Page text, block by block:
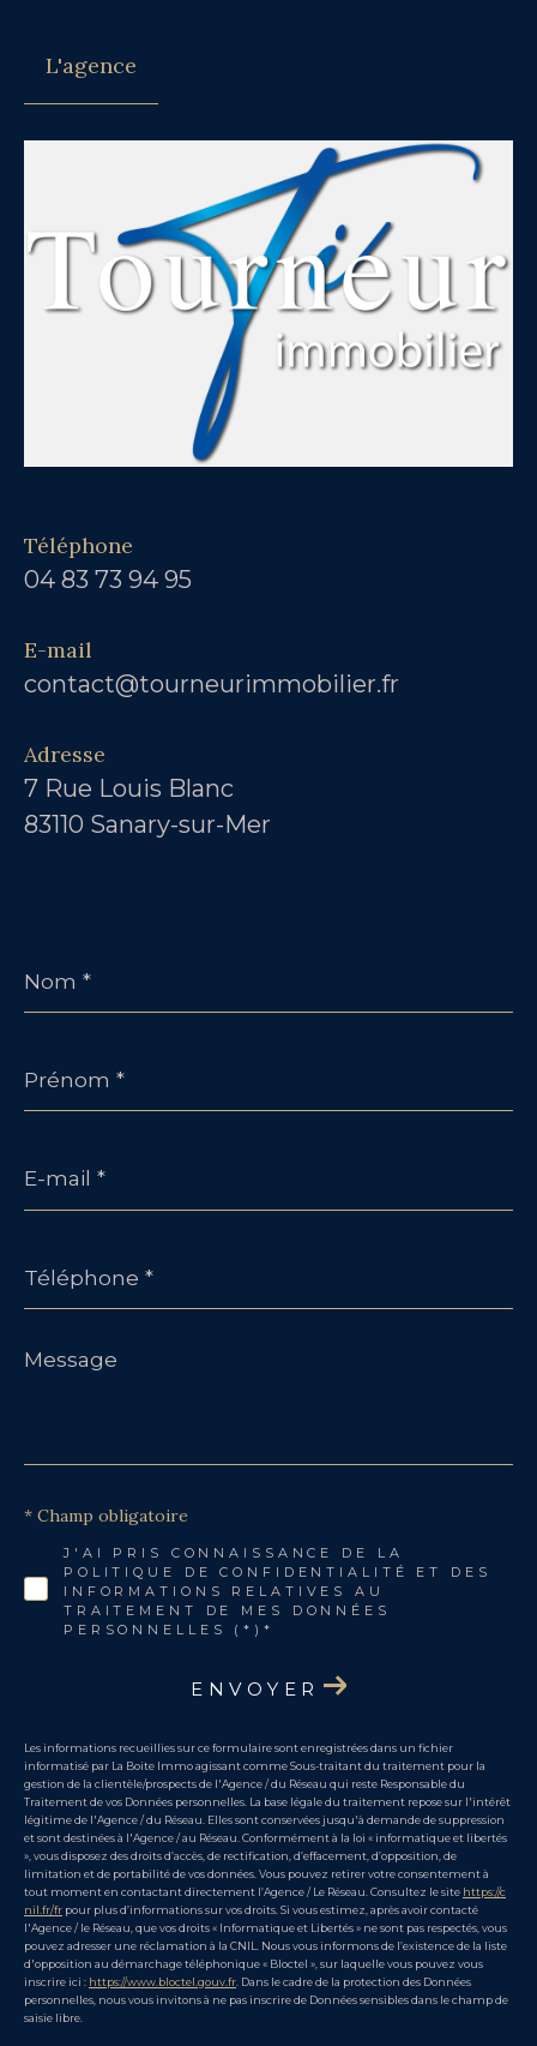
L'agence
Téléphone
04 83 73 94 95
E-mail
contact@tourneurimmobilier.fr
Adresse
7 Rue Louis Blanc
83110 Sanary-sur-Mer
*
*
mail
*
*
Message
*
J'AI PRIS CONNAISSANCE DE LA
POLITIQUE DE CONFIDENTIALITÉ ET DES
INFORMATIONS RELATIVES AU
TRAITEMENT DE MES DONNÉES
PERSONNELLES (*)*
* Champ obligatoire
ENVOYER
Les informations recueillies sur ce formulaire sont enregistrées dans un fichier
informatisé par La Boite Immo agissant comme Sous-traitant du traitement pour la
gestion de la clientèle/prospects de l'Agence / du Réseau qui reste Responsable du
Traitement de vos Données personnelles. La base légale du traitement repose sur l'intérêt
légitime de l'Agence / du Réseau. Elles sont conservées jusqu'à demande de suppression
et sont destinées à l'Agence / au Réseau. Conformément à la loi « informatique et libertés
», vous disposez des droits d’accès, de rectification, d’effacement, d’opposition, de
limitation et de portabilité de vos données. Vous pouvez retirer votre consentement à
tout moment en contactant directement l’Agence / Le Réseau. Consultez le site https://c
nil.fr/fr pour plus d’informations sur vos droits. Si vous estimez, après avoir contacté
l'Agence / le Réseau, que vos droits « Informatique et Libertés » ne sont pas respectés, vous
pouvez adresser une réclamation à la CNIL. Nous vous informons de l’existence de la liste
d'opposition au démarchage téléphonique « Bloctel », sur laquelle vous pouvez vous
inscrire ici : https://www.bloctel.gouv.fr . Dans le cadre de la protection des Données
personnelles, nous vous invitons à ne pas inscrire de Données sensibles dans le champ de
saisie libre.